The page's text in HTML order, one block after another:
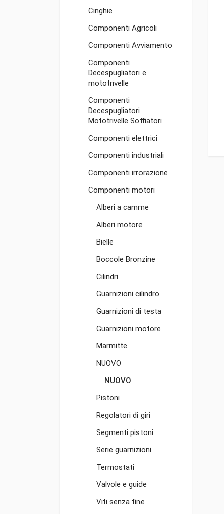
Cinghie
Componenti Agricoli
Componenti Avviamento
Componenti
Decespugliatori e
mototrivelle
Componenti
Decespugliatori
Mototrivelle Soffiatori
Componenti elettrici
Componenti industriali
Componenti irrorazione
Componenti motori
Alberi a camme
Alberi motore
Bielle
Boccole Bronzine
Cilindri
Guarnizioni cilindro
Guarnizioni di testa
Guarnizioni motore
Marmitte
NUOVO
NUOVO
Pistoni
Regolatori di giri
Segmenti pistoni
Serie guarnizioni
Termostati
Valvole e guide
Viti senza fine